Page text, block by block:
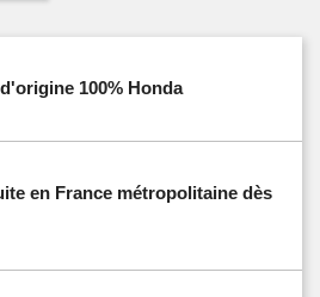
100% Honda
en France métropolitaine dès